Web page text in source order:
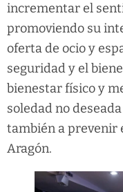
incrementar el
promoviendo su
oferta de ocio y
seguridad y el
bienestar físico y
soledad no
también a prevenir
Aragón.